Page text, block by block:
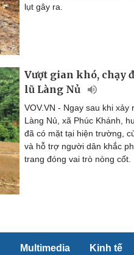
lụt gây ra.
Vượt gian khó, chạy
lũ Làng Nủ
VOV.VN - Ngay sau khi
Làng Nủ, xã Phúc Khánh,
đã có mặt tại hiện trường,
và hỗ trợ người dân khắc
trang đóng vai trò nòng cốt.
Multimedia Kinh tế